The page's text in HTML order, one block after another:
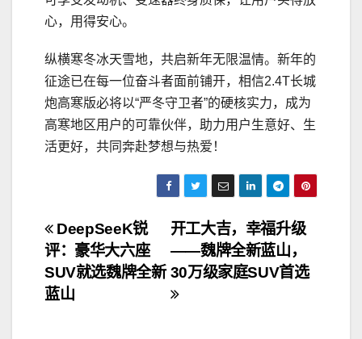
心，用得安心。
纵横寒冬冰天雪地，共启新年无限温情。新年的
征途已在每一位奋斗者面前铺开，相信2.4T长城
炮高寒版必将以“严冬守卫者”的硬核实力，成为
高寒地区用户的可靠伙伴，助力用户生意好、生
活更好，共同奔赴梦想与热爱！
文
章
导
开工大吉，幸福升级
——魏牌全新蓝山，
30万级家庭SUV首选
DeepSeeK锐
评：豪华大六座
SUV就选魏牌全新
蓝山